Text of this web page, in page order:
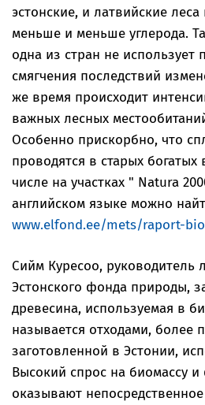
эстонские, и латвийские
меньше и меньше углерода.
одна из стран не использует
смягчения последствий
же время происходит
важных лесных
Особенно прискорбно, что
проводятся в старых
числе на участках " Natura
английском языке можно
www.elfond.ee/mets/raport-
Сийм Куресоо, руководитель
Эстонского фонда природы,
древесина, используемая в
называется отходами, более
заготовленной в Эстонии,
Высокий спрос на биомассу
оказывают